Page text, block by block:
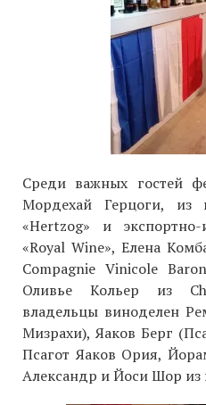
Среди важных гостей
Мордехай Герцоги, из
«Hertzog» и
«Royal Wine», Елена
Compagnie Vinicole
Оливье Кольер из
владельцы виноделен
Мизрахи), Яаков Берг
Псагот Яаков Ория,
Александр и Йоси Шор из